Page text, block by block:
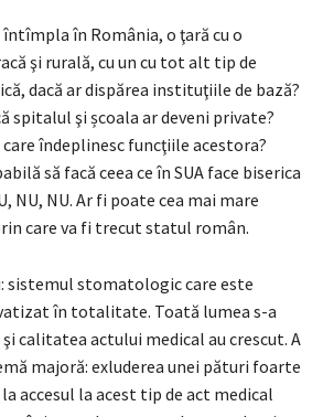
în România, o ţară cu o
şi rurală, cu un cu tot alt tip de
dacă ar dispărea instituţiile de bază?
spitalul şi școala ar deveni private?
îndeplinesc funcţiile acestora?
să facă ceea ce în SUA face biserica
NU, NU. Ar fi poate cea mai mare
care va fi trecut statul român.
sistemul stomatologic care este
în totalitate. Toată lumea s-a
calitatea actului medical au crescut. A
majoră: exluderea unei pături foarte
accesul la acest tip de act medical